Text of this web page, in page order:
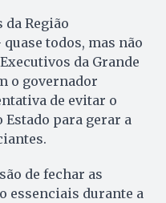
da Região
todos, mas não
da Grande
o governador
de evitar o
Estado para gerar a
de fechar as
essenciais durante a